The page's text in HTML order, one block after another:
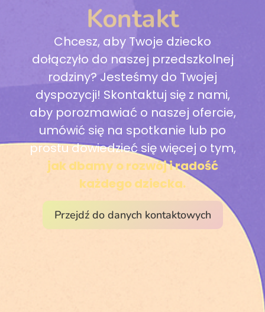
Kontakt
Chcesz, aby Twoje dziecko
dołączyło do naszej przedszkolnej
rodziny? Jesteśmy do Twojej
dyspozycji! Skontaktuj się z nami,
aby porozmawiać o naszej ofercie,
umówić się na spotkanie lub po
prostu dowiedzieć się więcej o tym,
jak dbamy o rozwój i radość
każdego dziecka.
Przejdź do danych kontaktowych